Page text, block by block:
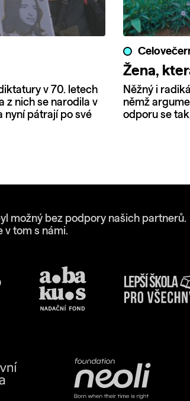
v 70. letech
z nich se narodila v
nyní pátrají po své
Žena,
Něžný i
němž
odporu se
možný bez podpory našich partnerů.
v tom s námi.